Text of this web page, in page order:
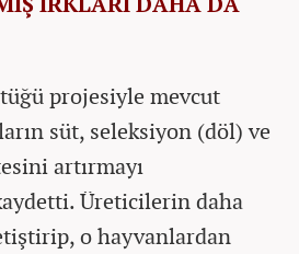
projesiyle mevcut
süt, seleksiyon (döl) ve
artırmayı
Üreticilerin daha
o hayvanlardan